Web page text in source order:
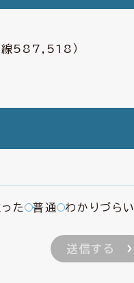
線587,518）
た 普通 わかりづらい